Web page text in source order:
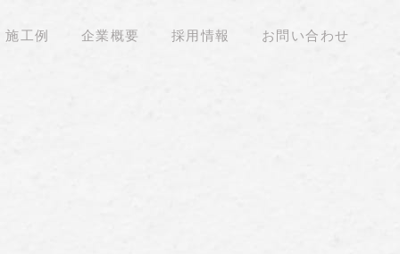
施工例 企業概要 採用情報 お問い合わせ